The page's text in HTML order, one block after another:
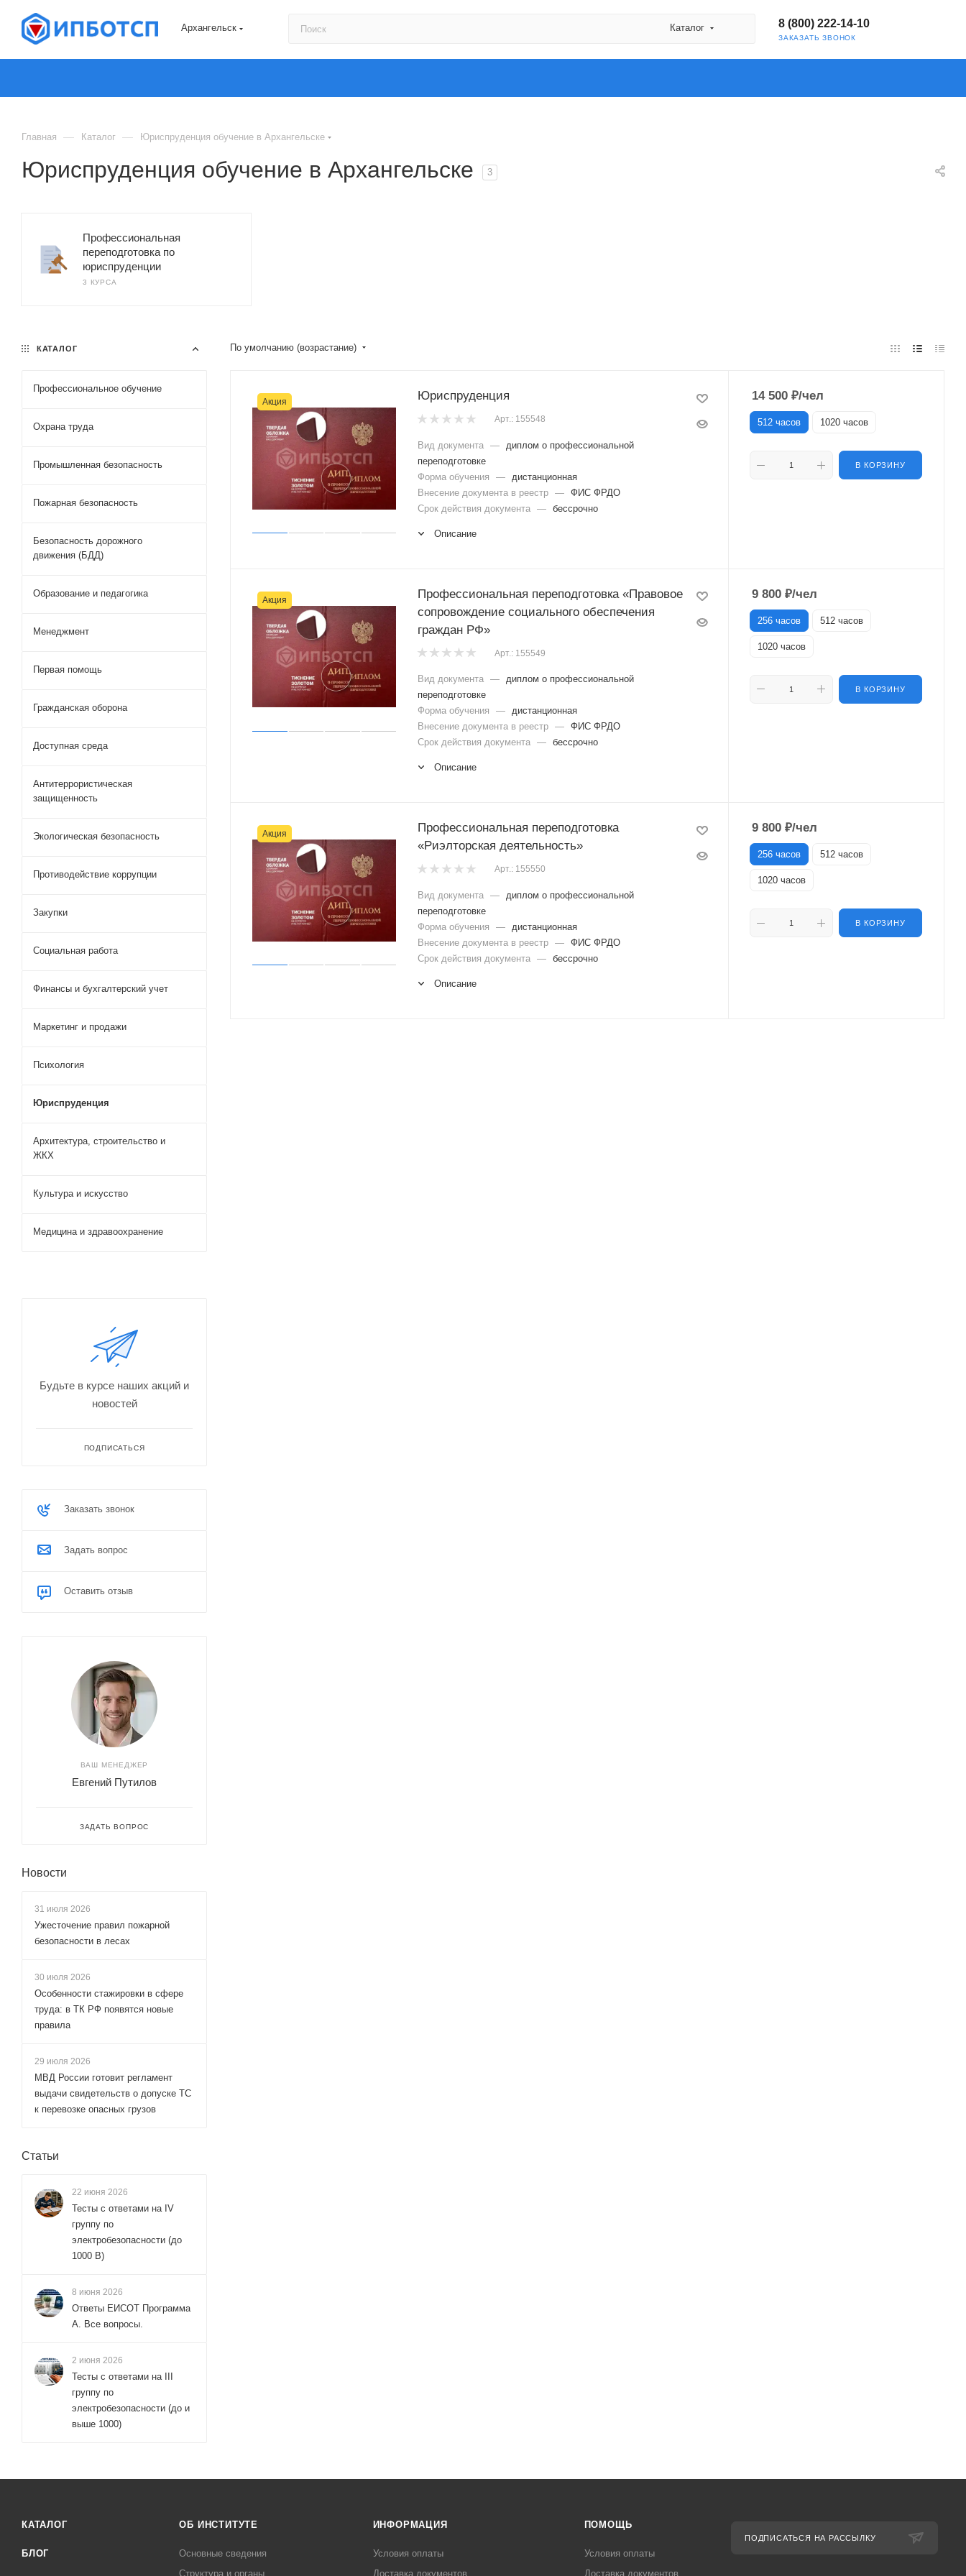
Архангельск Каталог 8 (800) 222-14-10
ЗАКАЗАТЬ ЗВОНОК
Главная — Каталог — Юриспруденция обучение в Архангельске
Юриспруденция обучение в Архангельске 3
Профессиональная
переподготовка по
юриспруденции
3 КУРСА
По умолчанию (возрастание)
Акция Юриспруденция
Арт.: 155548
Вид документа —
диплом о профессиональной
переподготовке
Форма обучения
—
дистанционная
Внесение документа в реестр — ФИС ФРДО
Срок действия документа — бессрочно
Описание
14 500 ₽/чел
512 часов 1020 часов
В КОРЗИНУ
Акция
Профессиональная переподготовка «Правовое
сопровождение социального обеспечения
граждан РФ»
Арт.: 155549
Вид документа — диплом о профессиональной
переподготовке
Форма обучения
— дистанционная
Внесение документа в реестр — ФИС ФРДО
Срок действия документа — бессрочно
Описание
9 800 ₽/чел
256 часов 512 часов
1020 часов
В КОРЗИНУ
Акция
Профессиональная переподготовка
«Риэлторская деятельность»
Арт.: 155550
Вид документа —
диплом о профессиональной
переподготовке
Форма обучения
—
дистанционная
Внесение документа в реестр — ФИС ФРДО
Срок действия документа — бессрочно
Описание
9 800 ₽/чел
256 часов 512 часов
1020 часов
В КОРЗИНУ
КАТАЛОГ
Профессиональное обучение
Охрана труда
Промышленная безопасность
Пожарная безопасность
Безопасность дорожного
движения (БДД)
Образование и педагогика
Менеджмент
Первая помощь
Гражданская оборона
Доступная среда
Антитеррористическая
защищенность
Экологическая безопасность
Противодействие коррупции
Закупки
Социальная работа
Финансы и бухгалтерский учет
Маркетинг и продажи
Психология
Юриспруденция
Архитектура, строительство и
ЖКХ
Культура и искусство
Медицина и здравоохранение
Будьте в курсе наших акций и
новостей
ПОДПИСАТЬСЯ
Заказать звонок
Задать вопрос
Оставить отзыв
ВАШ МЕНЕДЖЕР
Евгений Путилов
ЗАДАТЬ ВОПРОС
Новости
31 июля 2026
Ужесточение правил пожарной
безопасности в лесах
30 июля 2026
Особенности стажировки в сфере
труда: в ТК РФ появятся новые
правила
29 июля 2026
МВД России готовит регламент
выдачи свидетельств о допуске ТС
к перевозке опасных грузов
Статьи
22 июня 2026
Тесты с ответами на IV
группу по
электробезопасности (до
1000 В)
8 июня 2026
Ответы ЕИСОТ Программа
А. Все вопросы.
2 июня 2026
Тесты с ответами на III
группу по
электробезопасности (до и
выше 1000)
КАТАЛОГ
БЛОГ
ОБ ИНСТИТУТЕ
Основные сведения
Структура и органы
ИНФОРМАЦИЯ
Условия оплаты
Доставка документов
ПОМОЩЬ
Условия оплаты
Доставка документов
ПОДПИСАТЬСЯ НА РАССЫЛКУ